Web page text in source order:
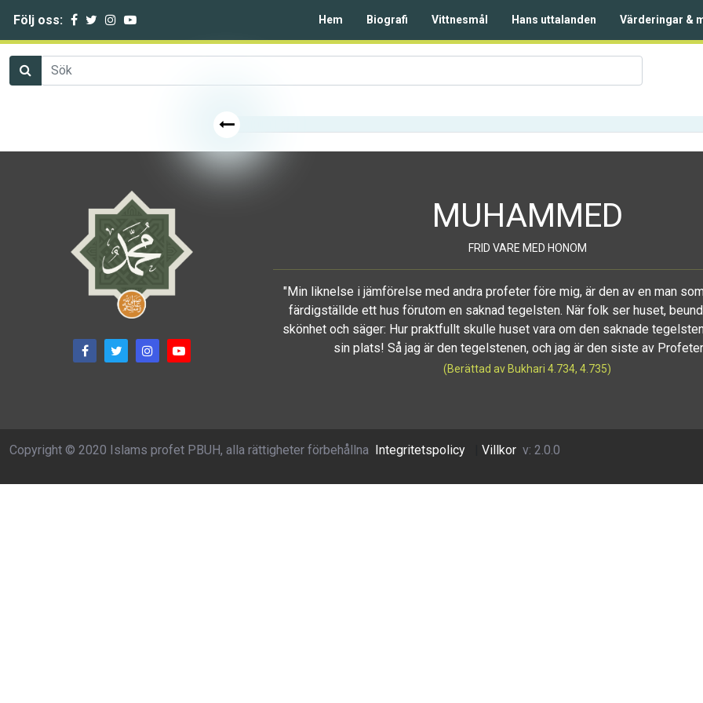
Följ oss: Hem Biografi Vittnesmål Hans uttalanden Värderingar &
MUHAMMED
FRID VARE MED HONOM
"Min liknelse i jämförelse med andra profeter före mig, är den av en man
färdigställde ett hus förutom en saknad tegelsten. När folk ser huset,
skönhet och säger: Hur praktfullt skulle huset vara om den saknade
sin plats! Så jag är den tegelstenen, och jag är den siste av
(Berättad av Bukhari 4.734, 4.735)
Copyright © 2020 Islams profet PBUH, alla rättigheter förbehållna Integritetspolicy Villkor v: 2.0.0